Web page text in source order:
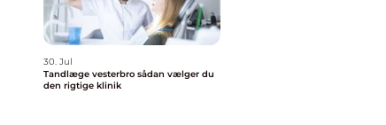
30. Jul
Tandlæge vesterbro sådan vælger du
den rigtige klinik